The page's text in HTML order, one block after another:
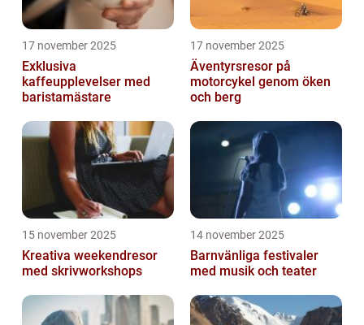
17 november 2025
Exklusiva
kaffeupplevelser med
baristamästare
17 november 2025
Äventyrsresor på
motorcykel genom öken
och berg
15 november 2025
Kreativa weekendresor
med skrivworkshops
14 november 2025
Barnvänliga festivaler
med musik och teater